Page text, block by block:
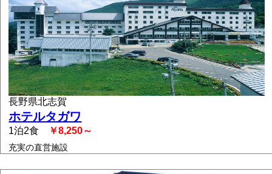
長野県北志賀
ホテルタガワ
1泊2食 ￥8,250～
充実の直営施設